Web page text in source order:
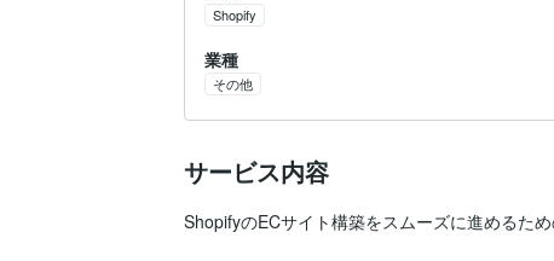
Shopify
業種
その他
サービス内容
ShopifyのECサイト構築をスムーズに進めるた